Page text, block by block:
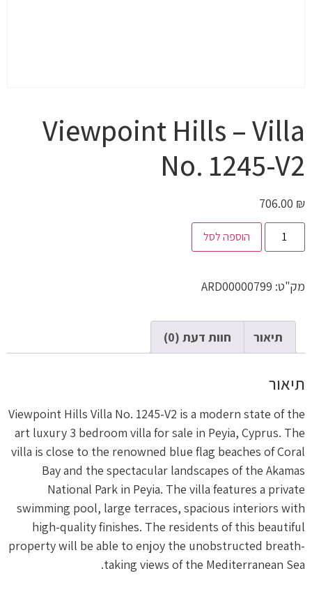
Viewpoint Hills – Villa
No. 1245-V2
706.00 ₪
הוספה לסל
מק"ט: ARD00000799
תיאור חוות דעת (0)
תיאור
Viewpoint Hills Villa No. 1245-V2 is a modern state of the
art luxury 3 bedroom villa for sale in Peyia, Cyprus. The
villa is close to the renowned blue flag beaches of Coral
Bay and the spectacular landscapes of the Akamas
National Park in Peyia. The villa features a private
swimming pool, large terraces, spacious interiors with
high-quality finishes. The residents of this beautiful
property will be able to enjoy the unobstructed breath-
taking views of the Mediterranean Sea.